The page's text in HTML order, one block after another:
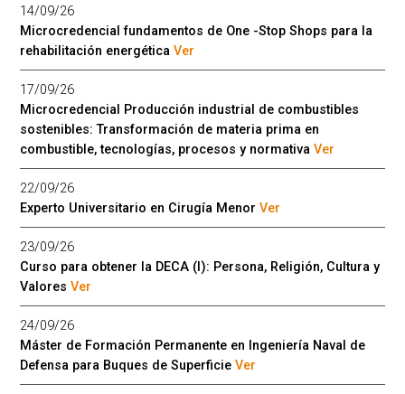
14/09/26
Microcredencial fundamentos de One -Stop Shops para la
rehabilitación energéticaVer
17/09/26
Microcredencial Producción industrial de combustibles
sostenibles: Transformación de materia prima en
combustible, tecnologías, procesos y normativaVer
22/09/26
Experto Universitario en Cirugía MenorVer
23/09/26
Curso para obtener la DECA (I): Persona, Religión, Cultura y
ValoresVer
24/09/26
Máster de Formación Permanente en Ingeniería Naval de
Defensa para Buques de SuperficieVer